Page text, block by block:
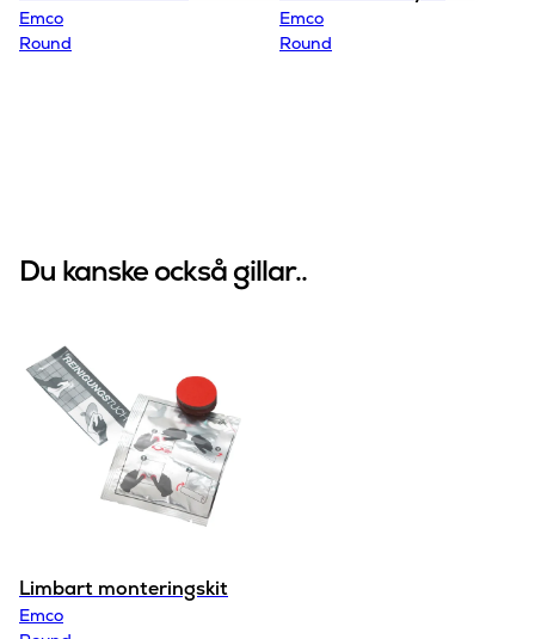
Emco
Round
Emco
Round
Du kanske också gillar..
Limbart monteringskit
Emco